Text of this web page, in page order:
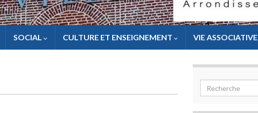
SOCIAL CULTURE ET ENSEIGNEMENT VIE ASSOCIATIVE